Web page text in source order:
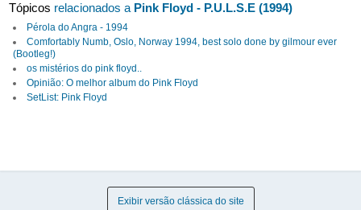
Tópicos relacionados a Pink Floyd - P.U.L.S.E (1994)
Pérola do Angra - 1994
Comfortably Numb, Oslo, Norway 1994, best solo done by gilmour ever
(Bootleg!)
os mistérios do pink floyd..
Opinião: O melhor album do Pink Floyd
SetList: Pink Floyd
Exibir versão clássica do site